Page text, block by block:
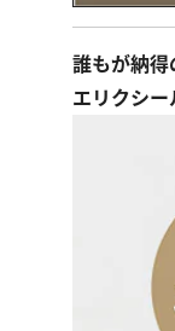
誰もが納
エリクシ